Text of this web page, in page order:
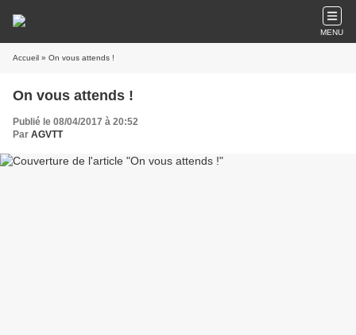
MENU
Accueil » On vous attends !
On vous attends !
Publié le 08/04/2017 à 20:52
Par AGVTT